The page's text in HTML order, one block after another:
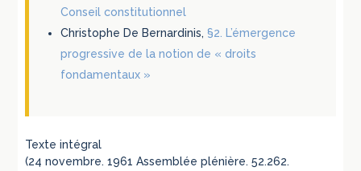
Conseil constitutionnel
Christophe De Bernardinis,§2. L’émergence
progressive de la notion de « droits
fondamentaux »
Texte intégral
(24 novembre. 1961 Assemblée plénière. 52.262.